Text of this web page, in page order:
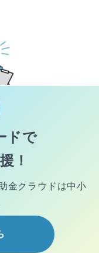
ドで
！
金クラウドは中小